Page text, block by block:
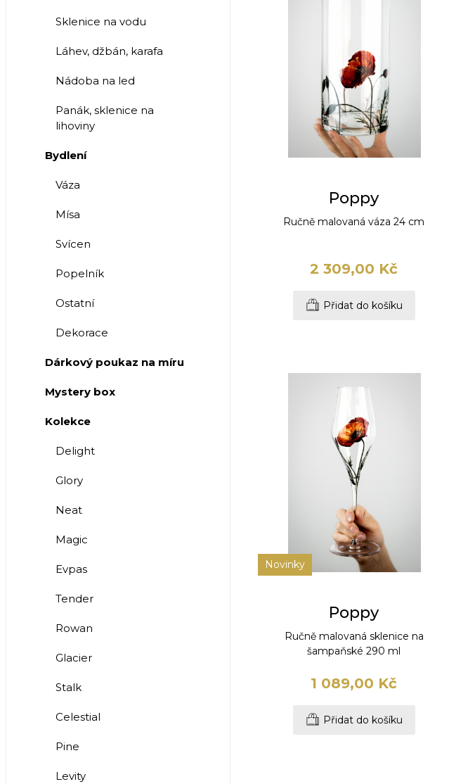
Poppy
Ručně malovaná váza 24 cm
2 309,00 Kč
Přidat do košíku
Novinky
Poppy
Ručně malovaná sklenice na
šampaňské 290 ml
1 089,00 Kč
Přidat do košíku
Sklenice na vodu
Láhev, džbán, karafa
Nádoba na led
Panák, sklenice na
lihoviny
Bydlení
Váza
Mísa
Svícen
Popelník
Ostatní
Dekorace
Dárkový poukaz na míru
Mystery box
Kolekce
Delight
Glory
Neat
Magic
Evpas
Tender
Rowan
Glacier
Stalk
Celestial
Pine
Levity